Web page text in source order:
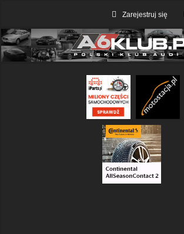
Zarejestruj się